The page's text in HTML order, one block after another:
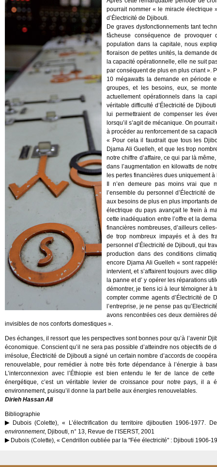
pourrait nommer « le miracle électrique
d’Électricité de Djibouti.
De graves dysfonctionnements tant
fâcheuse conséquence de
population dans la capitale, nous
floraison de petites unités, la demande
la capacité opérationnelle, elle ne suit
par conséquent de plus en plus criant ».
10 mégawatts la demande en période
groupes, et les besoins, eux, se
actuellement opérationnels dans la
véritable difficulté d’Électricité de
lui permettraient de compenser les
lorsqu’il s’agit de mécanique. On
à procéder au renforcement de sa
« Pour cela il faudrait que tous les
Djama Ali Guelleh, et que les trop
notre chiffre d’affaire, ce qui par là
dans l’augmentation en kilowatts de
les pertes financières dues uniquement
Il n’en demeure pas moins vrai que
l’ensemble du personnel d’Électricité
aux besoins de plus en plus importants
électrique du pays avançait le frein à
cette inadéquation entre l’offre et la
financières nombreuses, d’ailleurs
de trop nombreux impayés et à des
personnel d’Électricité de Djibouti, qui
production dans des conditions
encore Djama Ali Guelleh « sont
intervient, et s’affairent toujours avec
la panne et d’ y opérer les réparations
démontrer, je tiens ici à leur témoigner à
compter comme agents d’Électricité de
l’entreprise, je ne pense pas
avons rencontrées ces deux dernières
invisibles de nos conforts domestiques ».
Des échanges, il ressort que les perspectives sont bonnes pour qu’à l’avenir
économique. Conscient qu’il ne sera pas possible d’atteindre nos objectifs
irrésolue, Électricité de Djibouti a signé un certain nombre d’accords de
renouvelable, pour remédier à notre très forte dépendance à l’énergie à
L’interconnexion avec l’Éthiopie est bien entendu le fer de lance de
énergétique, c’est un véritable levier de croissance pour notre pays, il a
environnement, puisqu’il donne la part belle aux énergies renouvelables.
Dirieh Hassan Ali
Bibliographie
Dubois (Colette), « L’électrification du territoire djiboutien 1906-1977.
environnement, Djibouti, n° 13, Revue de l’ISERST, 2001
Dubois (Colette), « Cendrillon oubliée par la "Fée électricité" : Djibouti 1906-